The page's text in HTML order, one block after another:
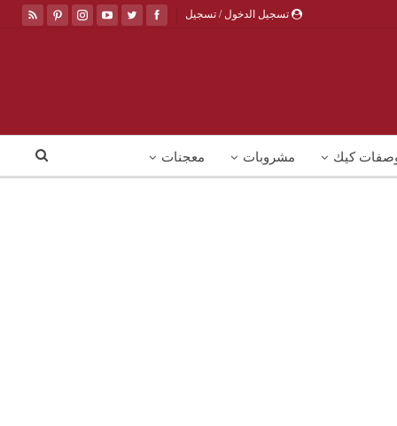
تسجيل الدخول / تسجيل
كيك مشروبات معجنات